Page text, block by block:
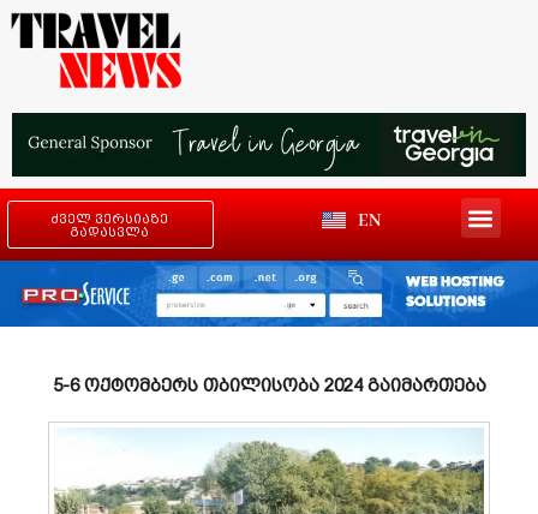
ძველ ვერსიაზე
გადასვლა
EN
5-6 ოქტომბერს თბილისობა 2024 გაიმართება